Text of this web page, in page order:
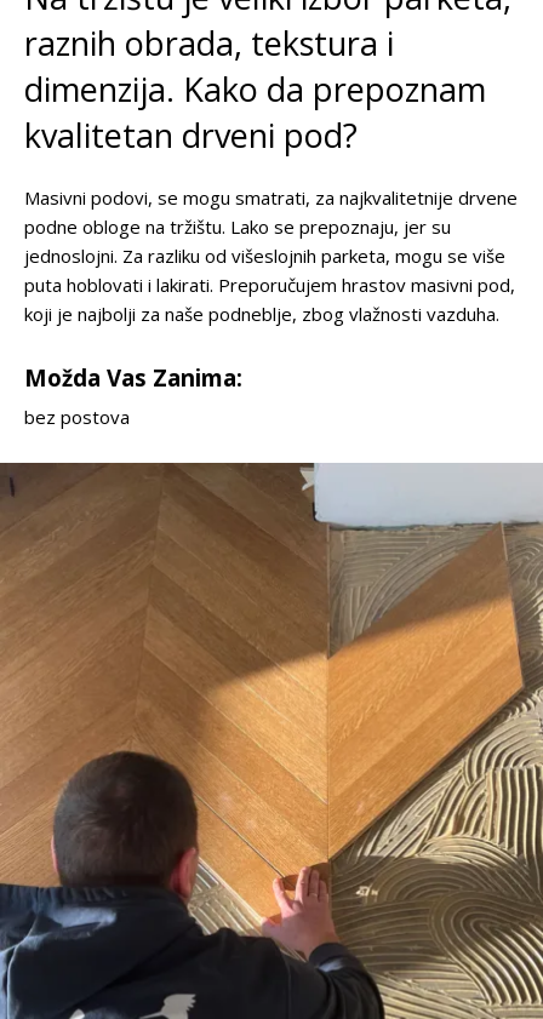
raznih obrada, tekstura i
dimenzija. Kako da prepoznam
kvalitetan drveni pod?
Masivni podovi, se mogu smatrati, za najkvalitetnije drvene
podne obloge na tržištu. Lako se prepoznaju, jer su
jednoslojni. Za razliku od višeslojnih parketa, mogu se više
puta hoblovati i lakirati. Preporučujem hrastov masivni pod,
koji je najbolji za naše podneblje, zbog vlažnosti vazduha.
Možda Vas Zanima:
bez postova